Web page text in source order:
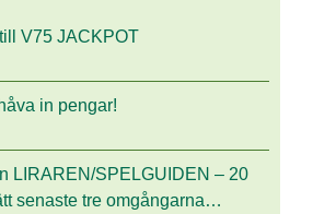
V75 JACKPOT
in pengar!
LIRAREN/SPELGUIDEN – 20
senaste tre omgångarna…